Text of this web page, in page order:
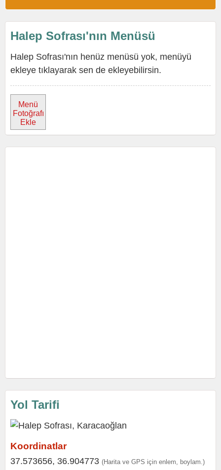
Halep Sofrası'nın Menüsü
Halep Sofrası'nın henüz menüsü yok, menüyü
ekleye tıklayarak sen de ekleyebilirsin.
Menü
Fotoğrafı
Ekle
Yol Tarifi
Koordinatlar
37.573656, 36.904773 (Harita ve GPS için enlem, boylam.)